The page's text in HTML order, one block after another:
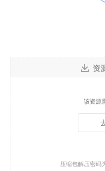
资
该资源
压缩包解压密码